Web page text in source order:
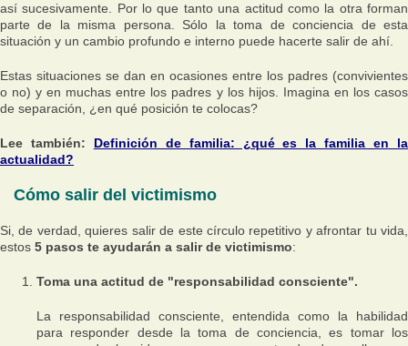
así sucesivamente. Por lo que tanto una actitud como la otra forman
parte de la misma persona. Sólo la toma de conciencia de esta
situación y un cambio profundo e interno puede hacerte salir de ahí.
Estas situaciones se dan en ocasiones entre los padres (convivientes
o no) y en muchas entre los padres y los hijos. Imagina en los casos
de separación, ¿en qué posición te colocas?
Lee también: Definición de familia: ¿qué es la familia en la
actualidad?
Cómo salir del victimismo
Si, de verdad, quieres salir de este círculo repetitivo y afrontar tu vida,
estos 5 pasos te ayudarán a salir de victimismo:
Toma una actitud de "responsabilidad consciente".
La responsabilidad consciente, entendida como la habilidad
para responder desde la toma de conciencia, es tomar los